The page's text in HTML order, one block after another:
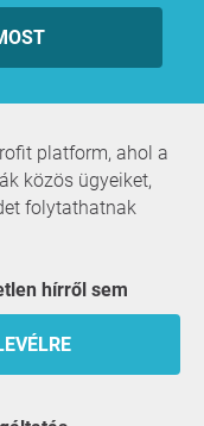
platform, ahol a
közös ügyeiket,
folytathatnak
hírről sem